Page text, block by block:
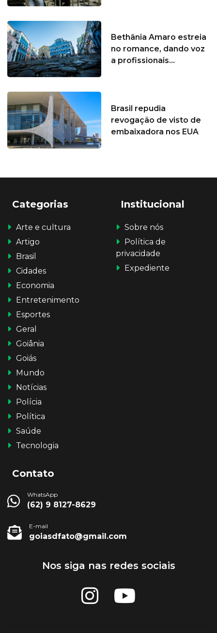
Bethânia Amaro estreia
no romance, dando voz
a profissionais...
Brasil repudia
revogação de visto de
embaixadora nos EUA
Categorias
Arte e cultura
Artigo
Brasil
Cidades
Economia
Entretenimento
Esportes
Geral
Goiânia
Goiás
Mundo
Notícias
Polícia
Política
Saúde
Tecnologia
Institucional
Sobre nós
Política de
privacidade
Expediente
Contato
WhatsApp
(62) 9 8127-8629
E-mail
goiasdfato@gmail.com
Nos siga nas redes sociais